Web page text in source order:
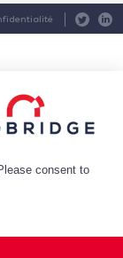
consent to